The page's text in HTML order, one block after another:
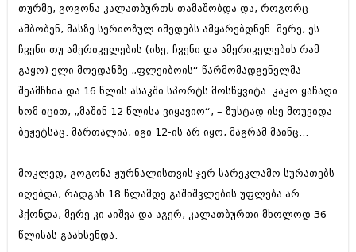
გვარები
იუმორი
კალეიდოსკოპი
ჰოროსკოპი და შეუცნობელი
რომანი და დეტექტივი
სახალისო ამბები
შოუბიზნესი
კალეიდოსკოპი
ჰოროსკოპი და შეუცნობელი
კრიმინალი
რომანი და დეტექტივი
სახალისო ამბები
შოუბიზნესი
დაიჯესტი
ქალი და მამაკაცი
თურმე, გოგონა კალათბურთს თამაშობდა და, როგორც
ამბობენ, მასზე სერიოზულ იმედებს ამყარებდნენ. მერე, ეს
ჩვენი თუ ამერიკელების (ისე, ჩვენი და ამერიკელების რამ
გაყო) ელი მოედანზე „ფლეიბოის“ წარმომადგენელმა
შეამჩნია და 16 წლის ასაკში სპორტს მოსწყვიტა. კაკო ყაჩაღი
ხომ იცით, „მაშინ 12 წლისა ვიყავიო“, – ზუსტად ისე მოუვიდა
ბეჟეტსაც. მართალია, იგი 12-ის არ იყო, მაგრამ მაინც...
მოკლედ, გოგონა ჟურნალისთვის ჯერ სარეკლამო სურათებს
იღებდა, რადგან 18 წლამდე გაშიშვლების უფლება არ
ჰქონდა, მერე კი აიშვა და აგერ, კალათბურთი მხოლოდ 36
წლისას გაახსენდა.